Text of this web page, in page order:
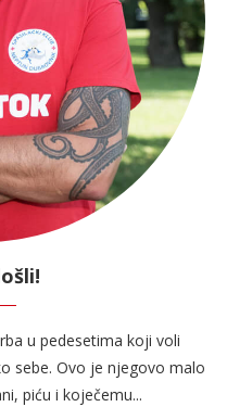
u pedesetima koji voli
sebe. Ovo je njegovo malo
piću i koječemu...